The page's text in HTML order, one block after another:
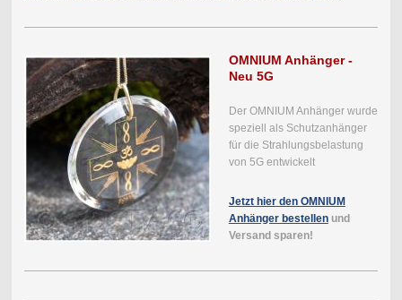
OMNIUM Anhänger -
Neu 5G
Der OMNIUM Anhänger wurde
speziell als Schutzanhänger
für die Strahlungsbelastung
von 5G entwickelt
Jetzt hier den OMNIUM
Anhänger bestellenund
Versand sparen!